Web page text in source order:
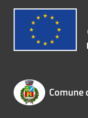
Comune